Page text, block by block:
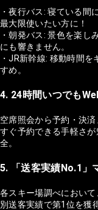
・夜行バス: 寝ている間
最大限使いたい方に！
・朝発バス: 景色を楽し
にも響きません。
・JR新幹線: 移動時間
すめ。
4. 24時間いつでも
空席照会から予約・決
すぐ予約できる手軽さ
全。
5. 「送客実績No.1」
各スキー場調べにおい
別送客実績で第1位を獲